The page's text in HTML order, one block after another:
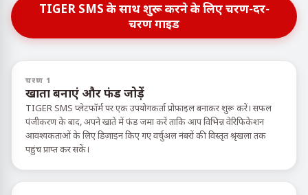
TIGER SMS के साथ शुरू करने के लिए चरण-दर-
चरण गाइड
चरण 1
खाता बनाएं और फंड जोड़ें
TIGER SMS प्लेटफॉर्म पर एक उपयोगकर्ता प्रोफ़ाइल बनाकर शुरू करें। सफल
पंजीकरण के बाद, अपने खाते में फंड जमा करें ताकि आप विभिन्न वेरिफिकेशन
आवश्यकताओं के लिए डिज़ाइन किए गए वर्चुअल नंबरों की विस्तृत श्रृंखला तक
पहुंच प्राप्त कर सकें।